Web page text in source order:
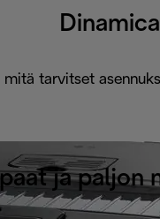
mitä tarvitset
ja paljon